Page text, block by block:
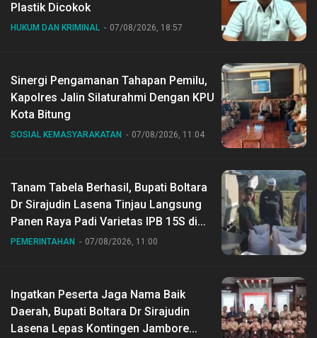
Plastik Dicokok
HUKUM DAN KRIMINAL 07/08/2026, 18:57
Sinergi Pengamanan Tahapan Pemilu,
Kapolres Jalin Silaturahmi Dengan KPU
Kota Bitung
SOSIAL KEMASYARAKATAN 07/08/2026, 11:04
Tanam Tabela Berhasil, Bupati Boltara
Dr Sirajudin Lasena Tinjau Langsung
Panen Raya Padi Varietas IPB 15S di
Desa Gihang
PEMERINTAHAN 07/08/2026, 11:00
Ingatkan Peserta Jaga Nama Baik
Daerah, Bupati Boltara Dr Sirajudin
Lasena Lepas Kontingen Jambore